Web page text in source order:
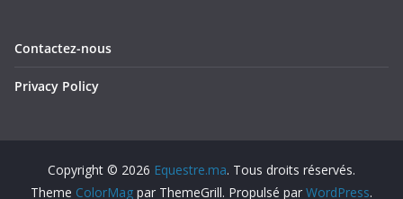
Contactez-nous
Privacy Policy
Copyright © 2026 Equestre.ma. Tous droits réservés.
Theme ColorMag par ThemeGrill. Propulsé par WordPress.